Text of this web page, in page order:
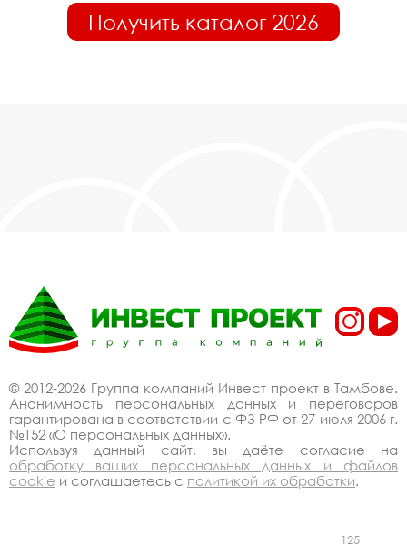
Получить каталог 2026
© 2012-2026 Группа компаний Инвест проект в Тамбове.
Анонимность персональных данных и переговоров
гарантирована в соответствии с ФЗ РФ от 27 июля 2006 г.
№152 «О персональных данных».
Используя данный сайт, вы даёте согласие на
обработку ваших персональных данных и файлов
cookie и соглашаетесь с политикой их обработки.
125